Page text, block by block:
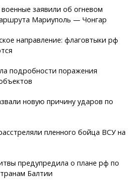
заявили об огневом
Мариуполь — Чонгар
направление: флаговтыки рф
подробности поражения
новую причину ударов по
пленного бойца ВСУ на
предупредила о плане рф по
Балтии